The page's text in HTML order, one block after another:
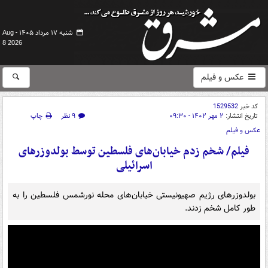
شنبه ۱۷ مرداد ۱۴۰۵ -
Aug
8 2026
عکس و فیلم
کد خبر1529532
تاریخ انتشار: ۲ مهر ۱۴۰۲ - ۰۹:۳۰ ۹ نظر
چاپ
عکس و فیلم
فیلم/ شخم زدم خیابان‌های فلسطین توسط بولدوزرهای
اسرائیلی
بولدوزرهای رژیم صهیونیستی خیابان‌های محله نورشمس فلسطین را به
طور کامل شخم زدند.